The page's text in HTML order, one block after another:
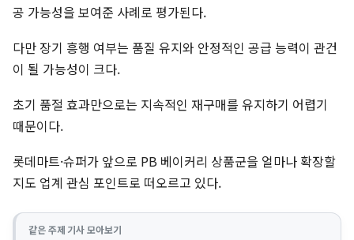
공 가능성을 보여준 사례로 평가된다.
다만 장기 흥행 여부는 품질 유지와 안정적인 공급 능력이 관건
이 될 가능성이 크다.
초기 품절 효과만으로는 지속적인 재구매를 유지하기 어렵기
때문이다.
롯데마트·슈퍼가 앞으로 PB 베이커리 상품군을 얼마나 확장할
지도 업계 관심 포인트로 떠오르고 있다.
같은 주제 기사 모아보기